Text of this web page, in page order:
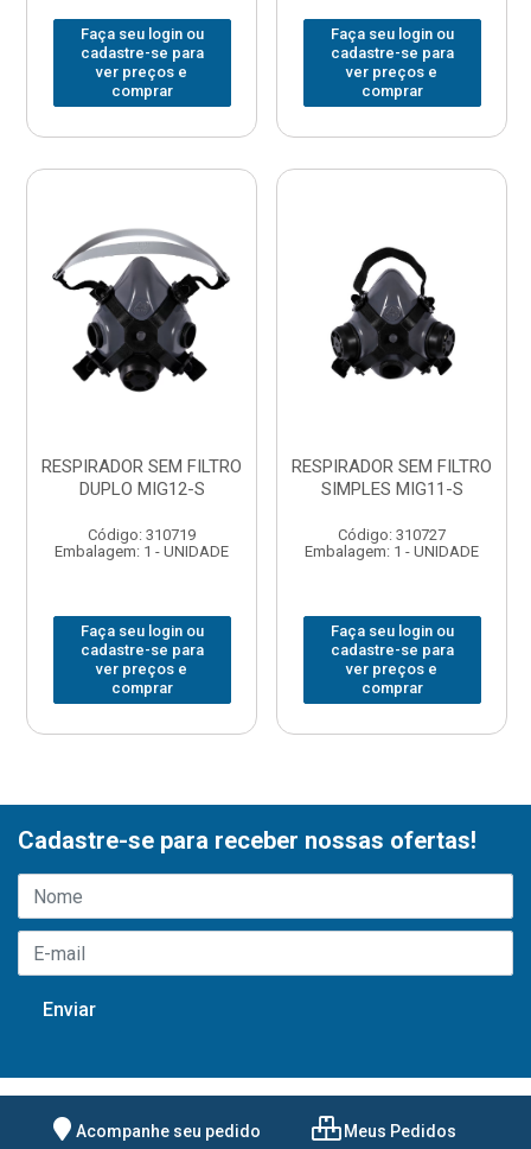
Faça seu login ou
cadastre-se para
ver preços e
comprar
Faça seu login ou
cadastre-se para
ver preços e
comprar
RESPIRADOR SEM FILTRO
DUPLO MIG12-S
Código: 310719
Embalagem: 1 - UNIDADE
Faça seu login ou
cadastre-se para
ver preços e
comprar
RESPIRADOR SEM FILTRO
SIMPLES MIG11-S
Código: 310727
Embalagem: 1 - UNIDADE
Faça seu login ou
cadastre-se para
ver preços e
comprar
Cadastre-se para receber nossas ofertas!
Acompanhe seu pedido Meus Pedidos